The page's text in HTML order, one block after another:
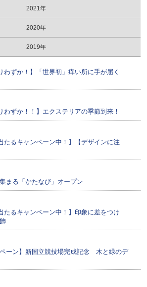
2021年
2020年
2019年
わずか！】「世界初」痒い所に手が届く
わずか！！】エクステリアの季節到来！
たるキャンペーン中！】【デザインに注
まる「かたなび」オープン
たるキャンペーン中！】印象に差をつけ
ペーン】新国立競技場完成記念 木と緑のデ